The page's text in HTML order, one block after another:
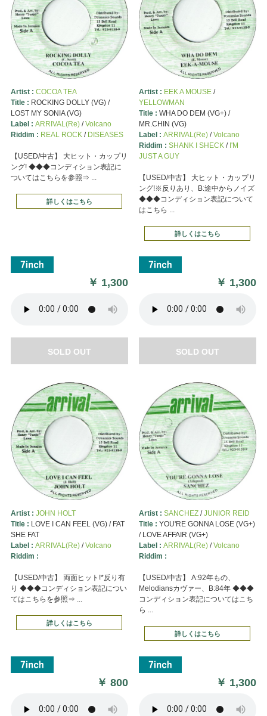
Artist : COCOA TEA
Title : ROCKING DOLLY (VG) /
LOST MY SONIA (VG)
Label : ARRIVAL(Re)/Volcano
Riddim : REAL ROCK/ DISEASES
【USED/中古】 大ヒット・カップリ
ング! ◆◆◆コンディション表記に
ついてはこちらを参照⇒ ...
詳しくはこちら
￥ 1,300
SOLD OUT
Artist : EEK A MOUSE/
YELLOWMAN
Title : WHA DO DEM (VG+) /
MR.CHIN (VG)
Label : ARRIVAL(Re)/Volcano
Riddim : SHANK I SHECK/ I'M
JUST A GUY
【USED/中古】 大ヒット・カップリ
ング!※反りあり、B:途中からノイズ
◆◆◆コンディション表記について
はこちら ...
詳しくはこちら
￥ 1,300
SOLD OUT
Artist : JOHN HOLT
Title : LOVE I CAN FEEL (VG) / FAT
SHE FAT
Label : ARRIVAL(Re)/Volcano
Riddim :
【USED/中古】 両面ヒット!*反り有
り ◆◆◆コンディション表記につい
てはこちらを参照⇒ ...
詳しくはこちら
￥800
Artist : SANCHEZ/JUNIOR REID
Title : YOU'RE GONNA LOSE (VG+)
/ LOVE AFFAIR (VG+)
Label : ARRIVAL(Re)/Volcano
Riddim :
【USED/中古】 A:92年もの、
Melodiansカヴァー、B:84年 ◆◆◆
コンディション表記についてはこち
ら ...
詳しくはこちら
￥ 1,300